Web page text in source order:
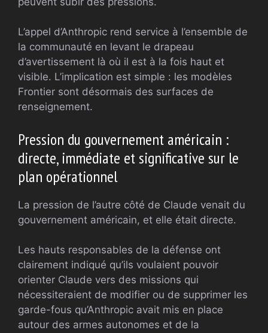
L’appel d’Anthropic rend service à l’ensemble de
la communauté en levant le drapeau
d’avertissement là où il est à la fois haut et
visible. L’implication est simple : les modèles
Frontier sont désormais des surfaces de
renseignement.
Pression du gouvernement américain :
directe, immédiate et significative sur le
plan opérationnel
La pression de l’autre côté de Claude venait du
gouvernement américain, et elle était directe.
Les hauts responsables de la défense ont
clairement indiqué qu’ils voulaient pouvoir
orienter Claude vers des missions qui
nécessiteraient de modifier ou de supprimer les
garde-fous qu’Anthropic avait mis en place
autour des armes autonomes et de la